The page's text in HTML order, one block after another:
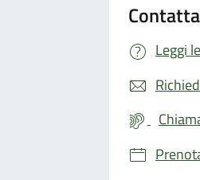
Leggi